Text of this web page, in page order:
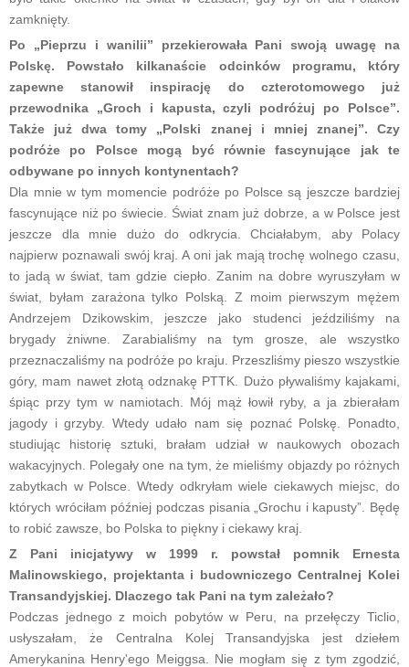
zamknięty.
Po „Pieprzu i wanilii” przekierowała Pani swoją uwagę na
Polskę. Powstało kilkanaście odcinków programu, który
zapewne stanowił inspirację do czterotomowego już
przewodnika „Groch i kapusta, czyli podróżuj po Polsce”.
Także już dwa tomy „Polski znanej i mniej znanej”. Czy
podróże po Polsce mogą być równie fascynujące jak te
odbywane po innych kontynentach?
Dla mnie w tym momencie podróże po Polsce są jeszcze bardziej
fascynujące niż po świecie. Świat znam już dobrze, a w Polsce jest
jeszcze dla mnie dużo do odkrycia. Chciałabym, aby Polacy
najpierw poznawali swój kraj. A oni jak mają trochę wolnego czasu,
to jadą w świat, tam gdzie ciepło. Zanim na dobre wyruszyłam w
świat, byłam zarażona tylko Polską. Z moim pierwszym mężem
Andrzejem Dzikowskim, jeszcze jako studenci jeździliśmy na
brygady żniwne. Zarabialiśmy na tym grosze, ale wszystko
przeznaczaliśmy na podróże po kraju. Przeszliśmy pieszo wszystkie
góry, mam nawet złotą odznakę PTTK. Dużo pływaliśmy kajakami,
śpiąc przy tym w namiotach. Mój mąż łowił ryby, a ja zbierałam
jagody i grzyby. Wtedy udało nam się poznać Polskę. Ponadto,
studiując historię sztuki, brałam udział w naukowych obozach
wakacyjnych. Polegały one na tym, że mieliśmy objazdy po różnych
zabytkach w Polsce. Wtedy odkryłam wiele ciekawych miejsc, do
których wróciłam później podczas pisania „Grochu i kapusty”. Będę
to robić zawsze, bo Polska to piękny i ciekawy kraj.
Z Pani inicjatywy w 1999 r. powstał pomnik Ernesta
Malinowskiego, projektanta i budowniczego Centralnej Kolei
Transandyjskiej. Dlaczego tak Pani na tym zależało?
Podczas jednego z moich pobytów w Peru, na przełęczy Ticlio,
usłyszałam, że Centralna Kolej Transandyjska jest dziełem
Amerykanina Henry'ego Meiggsa. Nie mogłam się z tym zgodzić,